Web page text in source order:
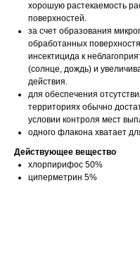
хорошую растекаемость
поверхностей.
за счет образования
обработанных
инсектицида к
(солнце, дождь) и
действия.
для обеспечения
территориях обычно
условии контроля мест
одного флакона хватает
Действующее вещество
хлорпирифос 50%
циперметрин 5%